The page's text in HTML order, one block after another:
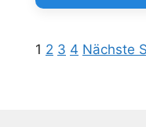
1 2 3 4 Nächste